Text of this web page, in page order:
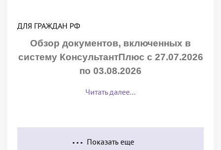
ДЛЯ ГРАЖДАН РФ
Обзор документов, включенных в
систему КонсультантПлюс с 27.07.2026
по 03.08.2026
Читать далее…
Показать еще